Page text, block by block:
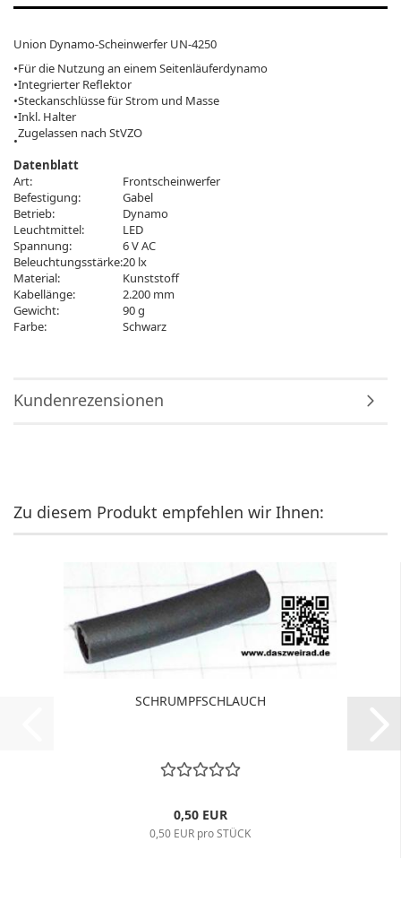
Union Dynamo-Scheinwerfer UN-4250
•Für die Nutzung an einem Seitenläuferdynamo
•Integrierter Reflektor
•Steckanschlüsse für Strom und Masse
•Inkl. Halter
•Zugelassen nach StVZO
Datenblatt
Art:
Frontscheinwerfer
Befestigung:
Gabel
Betrieb:
Dynamo
Leuchtmittel:
LED
Spannung:
6 V AC
Beleuchtungsstärke:20 lx
Material:
Kunststoff
Kabellänge:
2.200 mm
Gewicht:
90 g
Farbe:
Schwarz
Kundenrezensionen
Zu diesem Produkt empfehlen wir Ihnen:
SCHRUMPFSCHLAUCH
0,50 EUR
0,50 EUR pro STÜCK